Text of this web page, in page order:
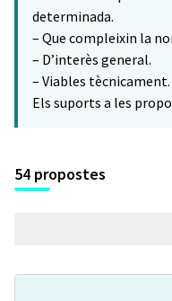
determinada.
– Que compleixin la
– D’interès general.
– Viables tècnicament.
Els suports a les
54 propostes